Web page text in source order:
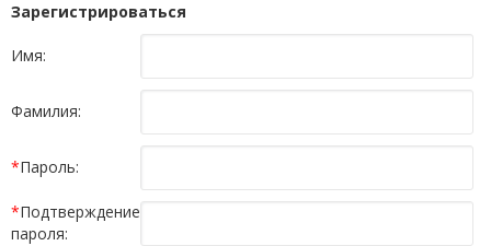
Зарегистрироваться
Имя:
Фамилия:
*Пароль:
*Подтверждение
пароля: